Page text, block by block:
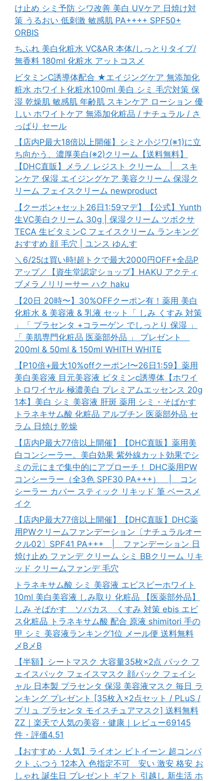
け止め シミ予防 シワ改善 美白 UVケア 日焼け対
策 うるおい 低刺激 敏感肌 PA++++ SPF50+
ORBIS
ちふれ 美白化粧水 VC&AR 本体/しっとりタイプ/
無香料 180ml 化粧水 アットコスメ
ビタミンC誘導体配合 ★エイジングケア 無添加化
粧水 ホワイト化粧水100ml 美白 シミ 毛穴対策 保
湿 乾燥肌 敏感肌 年齢肌 スキンケア ローション 優
しい ホワイトケア 無添加化粧品 / ナチュラル / さ
っぱり セール
【店内P最大18倍以上開催】シミと小ジワ(※1)に立
ち向かう、濃厚美白(※2)クリーム【送料無料】
【DHC直販】メラノ レジスト クリーム | スキ
ンケア 保湿 エイジングケア 美容クリーム 保湿ク
リーム フェイスクリーム newproduct
【クーポン+セット26日1:59マデ】【公式】Yunth
生VC美白クリーム 30g | 保湿クリーム ツボクサ
TECA 生ビタミンC フェイスクリーム ランキング
おすすめ 顔 毛穴 | ユンス ゆんす
＼6/25は買い時!超トクで最大2000円OFF+全品P
アップ／【資生堂認定ショップ】HAKU アクティ
ブメラノリリーサー ハク haku
【20日 20時〜】30%OFFクーポン有！薬用 美白
化粧水 & 美容液 & 乳液 セット「 しみ くすみ 対策
」「 プラセンタ +コラーゲン でしっとり 保湿 」
「 美肌専門化粧品 医薬部外品 」 プレゼント
200ml & 50ml & 150ml WHITH WHITE
【P10倍+最大10%offクーポン!〜26日1:59】薬用
美白美容液 目元美容液 ビタミンc誘導体【ホワイ
トロワイヤル 極濃美白 プレミアムエッセンス 20g
1本】美白 シミ 美容液 肝斑 薬用 シミ・そばかす
トラネキサム酸 化粧品 アルブチン 医薬部外品 セ
ラム 日焼け 乾燥
【店内P最大77倍以上開催】【DHC直販】薬用美
白コンシーラー。美白効果 紫外線カット効果でシ
ミの元にまで集中的にアプローチ！ DHC薬用PW
コンシーラー（全3色 SPF30 PA+++） | コン
シーラー カバー スティック リキッド 筆 ベースメ
イク
【店内P最大77倍以上開催】【DHC直販】DHC薬
用PWクリームファンデーション〔ナチュラルオー
クル02〕SPF41 PA+++ | ファンデーション 日
焼け止め ファンデ クリーム シミ BBクリーム リキ
ッド クリームファンデ 毛穴
トラネキサム酸 シミ 美容液 エビスビーホワイト
10ml 美白美容液 しみ取り 化粧品 【医薬部外品】
しみ そばかす ソバカス くすみ 対策 ebis エビ
ス化粧品 トラネキサム酸 配合 原液 shimitori 手の
甲 シミ 美容液ランキング1位 メール便 送料無料
メBメB
【半額】シートマスク 大容量35枚×2点 パック フ
ェイスパック フェイスマスク 顔パック フェイシ
ャル 日本製 プラセンタ 保湿 美容液マスク 毎日 ラ
ンキング プレゼント [35枚入×2点セット / PLuS /
プリュ プラセンタ モイスチュアマスク] 送料無料
ZZ｜楽天で人気の美容・健康｜レビュー69145
件・評価4.51
【おすすめ・人気】ライオン ビトイーン 超コンパ
クト ふつう 12本入 色指定不可 安い 激安 格安 お
しゃれ 誕生日 プレゼント ギフト 引越し 新生活 ホ